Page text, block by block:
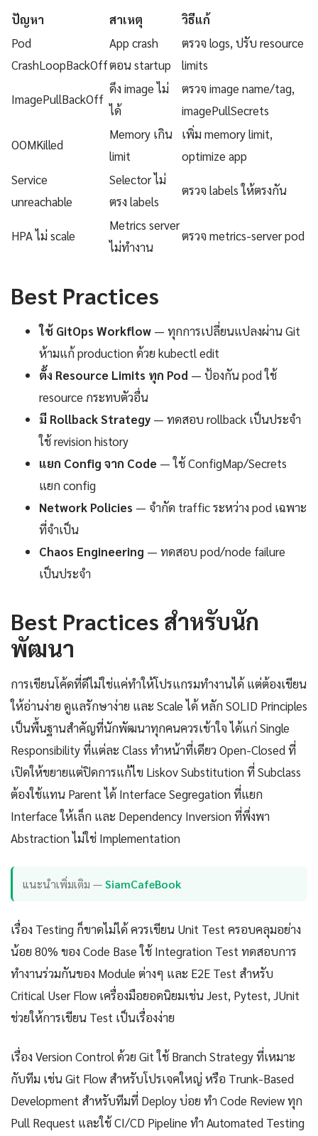
ปัญหา สาเหตุ
วิธีแก้
Pod
CrashLoopBackOff
App crash
ตอน startup
ตรวจ logs, ปรับ resource
limits
ImagePullBackOff
ดึง image ไม่
ได้
ตรวจ image name/tag,
imagePullSecrets
OOMKilled
Memory เกิน
limit
เพิ่ม memory limit,
optimize app
Service
unreachable
Selector ไม่
ตรง labels
ตรวจ labels ให้ตรงกัน
HPA ไม่ scale
Metrics server
ไม่ทำงาน
ตรวจ metrics-server pod
Best Practices
ใช้ GitOps Workflow — ทุกการเปลี่ยนแปลงผ่าน Git
ห้ามแก้ production ด้วย kubectl edit
ตั้ง Resource Limits ทุก Pod — ป้องกัน pod ใช้
resource กระทบตัวอื่น
มี Rollback Strategy — ทดสอบ rollback เป็นประจำ
ใช้ revision history
แยก Config จาก Code — ใช้ ConfigMap/Secrets
แยก config
Network Policies — จำกัด traffic ระหว่าง pod เฉพาะ
ที่จำเป็น
Chaos Engineering — ทดสอบ pod/node failure
เป็นประจำ
Best Practices สำหรับนัก
พัฒนา
การเขียนโค้ดที่ดีไม่ใช่แค่ทำให้โปรแกรมทำงานได้ แต่ต้องเขียน
ให้อ่านง่าย ดูแลรักษาง่าย และ Scale ได้ หลัก SOLID Principles
เป็นพื้นฐานสำคัญที่นักพัฒนาทุกคนควรเข้าใจ ได้แก่ Single
Responsibility ที่แต่ละ Class ทำหน้าที่เดียว Open-Closed ที่
เปิดให้ขยายแต่ปิดการแก้ไข Liskov Substitution ที่ Subclass
ต้องใช้แทน Parent ได้ Interface Segregation ที่แยก
Interface ให้เล็ก และ Dependency Inversion ที่พึ่งพา
Abstraction ไม่ใช่ Implementation
แนะนำเพิ่มเติม —SiamCafeBook
เรื่อง Testing ก็ขาดไม่ได้ ควรเขียน Unit Test ครอบคลุมอย่าง
น้อย 80% ของ Code Base ใช้ Integration Test ทดสอบการ
ทำงานร่วมกันของ Module ต่างๆ และ E2E Test สำหรับ
Critical User Flow เครื่องมือยอดนิยมเช่น Jest, Pytest, JUnit
ช่วยให้การเขียน Test เป็นเรื่องง่าย
เรื่อง Version Control ด้วย Git ใช้ Branch Strategy ที่เหมาะ
กับทีม เช่น Git Flow สำหรับโปรเจคใหญ่ หรือ Trunk-Based
Development สำหรับทีมที่ Deploy บ่อย ทำ Code Review ทุก
Pull Request และใช้ CI/CD Pipeline ทำ Automated Testing